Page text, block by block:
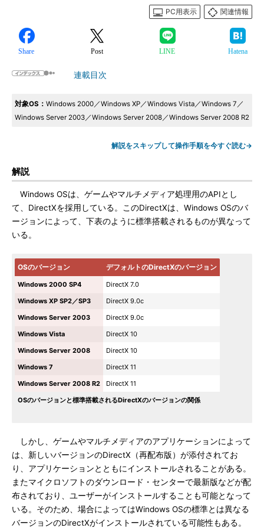
PC用表示
関連情報
Share Post LINE Hatena
連載目次
対象OS： Windows 2000／Windows XP／Windows Vista／Windows 7／
Windows Server 2003／Windows Server 2008／Windows Server 2008 R2
解説をスキップして操作手順を今すぐ読む→
解説
Windows OSは、ゲームやマルチメディア処理用のAPIとし
て、DirectXを採用している。このDirectXは、Windows OSのバ
ージョンによって、下表のように標準搭載されるものが異なって
いる。
OSのバージョン デフォルトのDirectXのバージョン
Windows 2000 SP4
DirectX 7.0
Windows XP SP2／SP3
DirectX 9.0c
Windows Server 2003
DirectX 9.0c
Windows Vista
DirectX 10
Windows Server 2008
DirectX 10
Windows 7
DirectX 11
Windows Server 2008 R2
DirectX 11
OSのバージョンと標準搭載されるDirectXのバージョンの関係
しかし、ゲームやマルチメディアのアプリケーションによって
は、新しいバージョンのDirectX（再配布版）が添付されてお
り、アプリケーションとともにインストールされることがある。
またマイクロソフトのダウンロード・センターで最新版などが配
布されており、ユーザーがインストールすることも可能となって
いる。そのため、場合によってはWindows OSの標準とは異なる
バージョンのDirectXがインストールされている可能性もある。